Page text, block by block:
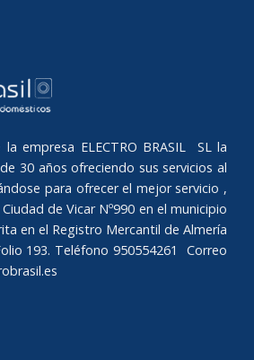
empresa ELECTRO BRASIL SL la
30 años ofreciendo sus servicios al
para ofrecer el mejor servicio ,
de Vicar Nº990 en el municipio
en el Registro Mercantil de Almería
193. Teléfono 950554261 Correo